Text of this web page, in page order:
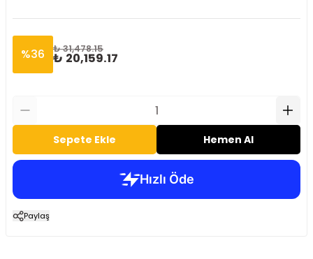
%36 ₺ 31,478.15
₺ 20,159.17
Sepete Ekle Hemen Al
Paylaş